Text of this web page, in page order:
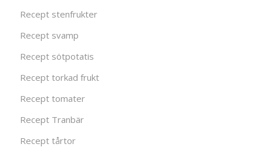
Recept stenfrukter
Recept svamp
Recept sötpotatis
Recept torkad frukt
Recept tomater
Recept Tranbär
Recept tårtor